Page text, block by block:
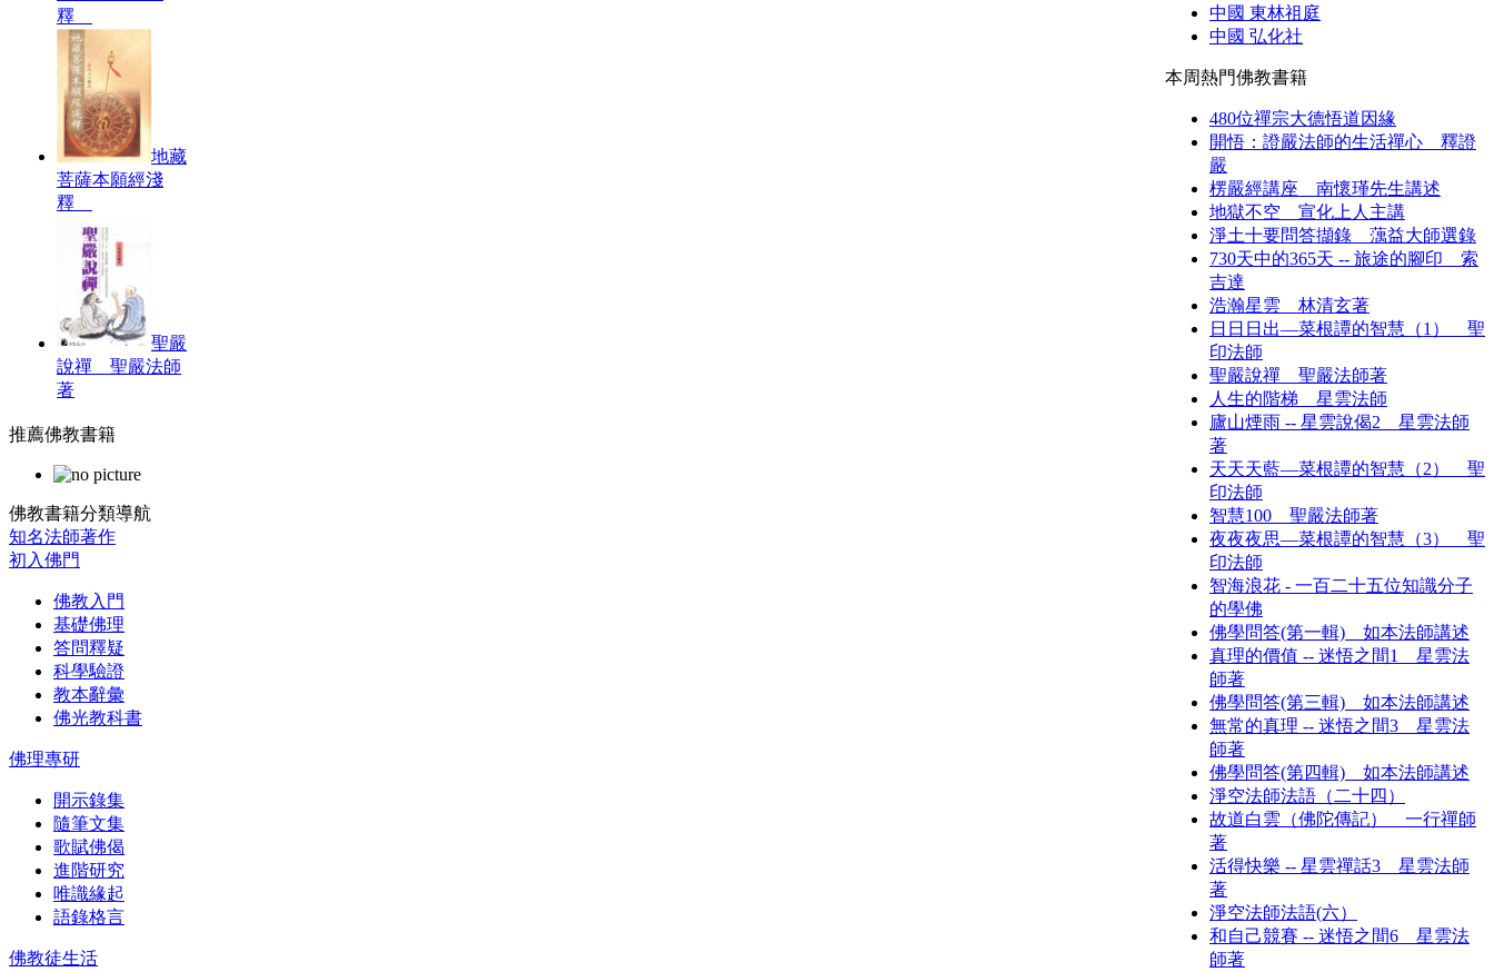
釋
地藏
菩薩本願經淺
釋
聖嚴
說禪 聖嚴法師
著
推薦佛教書籍
佛教書籍分類導航
知名法師著作
初入佛門
佛教入門
基礎佛理
答問釋疑
科學驗證
教本辭彙
佛光教科書
佛理專研
開示錄集
隨筆文集
歌賦佛偈
進階研究
唯識緣起
語錄格言
佛教徒生活
中國 東林祖庭
中國 弘化社
本周熱門佛教書籍
480位禪宗大德悟道因緣
開悟：證嚴法師的生活禪心 釋證
嚴
楞嚴經講座 南懷瑾先生講述
地獄不空 宣化上人主講
淨土十要問答擷錄 蕅益大師選錄
730天中的365天 -- 旅途的腳印 索
吉達
浩瀚星雲 林清玄著
日日日出—菜根譚的智慧（1） 聖
印法師
聖嚴說禪 聖嚴法師著
人生的階梯 星雲法師
廬山煙雨 -- 星雲說偈2 星雲法師
著
天天天藍—菜根譚的智慧（2） 聖
印法師
智慧100 聖嚴法師著
夜夜夜思—菜根譚的智慧（3） 聖
印法師
智海浪花 - 一百二十五位知識分子
的學佛
佛學問答(第一輯) 如本法師講述
真理的價值 -- 迷悟之間1 星雲法
師著
佛學問答(第三輯) 如本法師講述
無常的真理 -- 迷悟之間3 星雲法
師著
佛學問答(第四輯) 如本法師講述
淨空法師法語（二十四）
故道白雲（佛陀傳記） 一行禪師
著
活得快樂 -- 星雲禪話3 星雲法師
著
淨空法師法語(六）
和自己競賽 -- 迷悟之間6 星雲法
師著